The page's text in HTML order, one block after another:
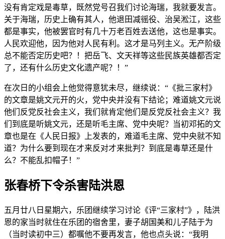
没有肯定戏是毒草，既然党号召我们讨论海瑞，我就要发言。
关于海瑞，历史上确有其人，他退田减徭役、治吴淞江，这些
都是事实，他被罢官时有几十万老百姓去送他，这也是事实。
人民欢迎他，因为他对人民有利。这才是马列主义。无产阶级
总不能否定历史吧？！把岳飞、文天祥等这些民族英雄都否定
了，还有什么历史文化遗产呢？！”
在次日的小组会上他觉得意犹未尽，继续说：“《批三家村》
的文章是姚文元开的火，党中央并没有下结论；难道姚文元说
他们反党反社会主义，我们就肯定他们是反党反社会主义？我
们到底是听姚文元，还是听毛主席、党中央呢？当初邓拓的文
章也是在《人民日报》上发表的，难道毛主席、党中央就不知
道？为什么要到现在才来反对才来批判？到底是毒草还是什
么？不能乱扣帽子！”
张春桥下令杀害陆洪恩
五月廿八日星期六，乐团继续学习讨论《评“三家村”》，陆洪
恩的家当时就住在乐团的宿舍里，妻子胡国美和儿子陆于为
（当时读初中三）都嘱他不要再发言，他也点头说：“我明